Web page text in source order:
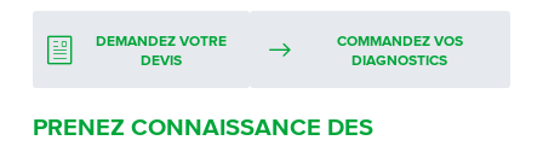
DEMANDEZ VOTRE
DEVIS
COMMANDEZ VOS
DIAGNOSTICS
PRENEZ CONNAISSANCE DES